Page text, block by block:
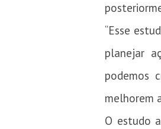
“Esse
planejar
podemos
melhorem
O estudo